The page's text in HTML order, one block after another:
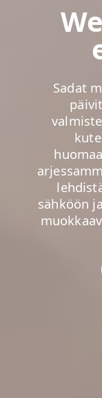
Sadat
sähköön